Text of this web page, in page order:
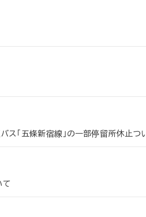
ス「五條新宿線」の一部停留所休止つ
て